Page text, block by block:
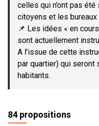
celles qui n’ont pas
citoyens et les bureaux
📌 Les idées « en
sont actuellement
A l’issue de cette
par quartier) qui seront
habitants.
84 propositions